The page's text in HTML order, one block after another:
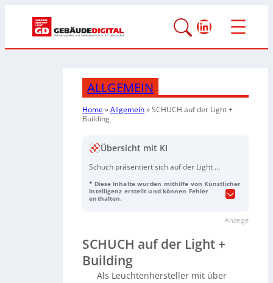
LinkedIn
ALLGEMEIN
Home»Allgemein»SCHUCH auf der Light +
Building
Übersicht mit KI
Schuch präsentiert sich auf der Light +
Stand C50) als Traditionsmarke „Made
in Germany“, die Bewährtes mit
weiterentwickelte Lichtmanagement:
Systemlösungen wurden
nutzerfreundlich neu strukturiert und
leitungsgebundene sowie funkbasierte
* Diese Inhalte wurden mithilfe von Künstlicher
Intelligenz erstellt und können Fehler
enthalten.
Anzeige
SCHUCH auf der Light +
Building
Als Leuchtenhersteller mit über